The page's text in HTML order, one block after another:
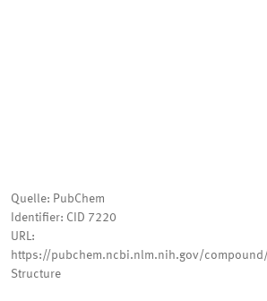
Quelle: PubChem
Identifier: CID 7220
URL:
https://pubchem.ncbi.nlm.nih.gov/
Structure